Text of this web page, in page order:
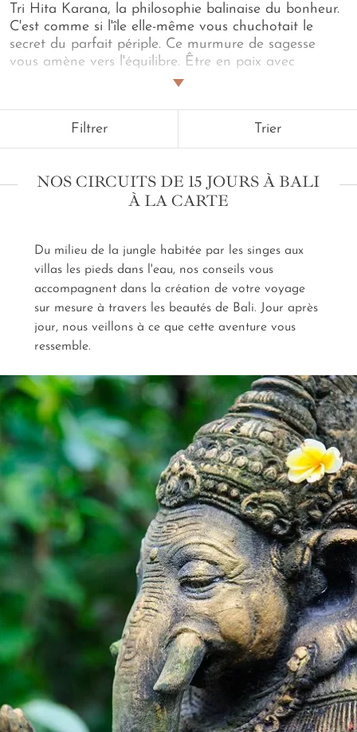
Tri Hita Karana, la philosophie balinaise du bonheur.
C'est comme si l'île elle-même vous chuchotait le
secret du parfait périple. Ce murmure de sagesse
vous amène vers l'équilibre. Être en paix avec
les Dieux, la Nature, et l'Humain. Un
donne ce paradis retrouvé. Peut-être plus encore.
Dans chaque expérience que tisse votre créateur de
voyage au long de votre route vibre l'une de ces voix.
de vos pas à travers les rizières. Dans les rayons de
soleil effleurant une plage de sable noir. Nous vous
atmosphère unique. Pour que vous entriez en
résonance avec l'âme de l'île des Dieux, pour qu'elle
fasse, à jamais, un peu partie de la vôtre.
Filtrer Trier
NOS CIRCUITS DE 15 JOURS À BALI
À LA CARTE
Du milieu de la jungle habitée par les singes aux
villas les pieds dans l'eau, nos conseils vous
accompagnent dans la création de votre voyage
sur mesure à travers les beautés de Bali. Jour après
jour, nous veillons à ce que cette aventure vous
ressemble.